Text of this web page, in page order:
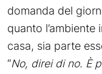
domanda del
quanto
casa, sia parte
“No, direi di no. È